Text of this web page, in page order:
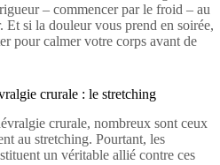
– commencer par le froid – au
si la douleur vous prend en soirée,
pour calmer votre corps avant de
crurale : le stretching
crurale, nombreux sont ceux
au stretching. Pourtant, les
un véritable allié contre ces